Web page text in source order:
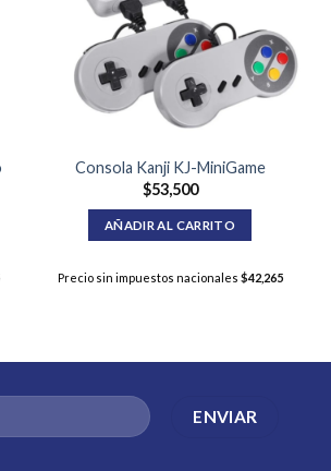
Consola Kanji KJ-MiniGame
$53,500
AÑADIR AL CARRITO
Precio sin impuestos nacionales $42,265